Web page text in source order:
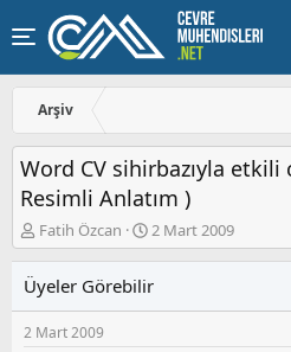
Arşiv
Word CV sihirbazıyla
Resimli Anlatım )
K
o
u
y
u
Fatih Özcan
B
a
l
a
2 Mart 2009
Üyeler Görebilir
2 Mart 2009